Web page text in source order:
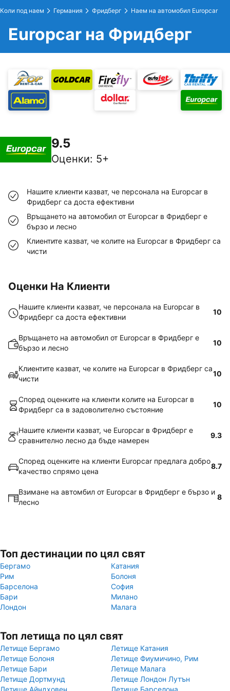
Коли под наем Германия Фридберг Наем на автомобил Europcar
Europcar на Фридберг
9.5
Оценки: 5+
Нашите клиенти казват, че персонала на Europcar в
Фридберг са доста ефективни
Връщането на автомобил от Europcar в Фридберг е
бързо и лесно
Клиентите казват, че колите на Europcar в Фридберг са
чисти
Оценки На Клиенти
Нашите клиенти казват, че персонала на Europcar в
Фридберг са доста ефективни
10
Връщането на автомобил от Europcar в Фридберг е
бързо и лесно
10
Клиентите казват, че колите на Europcar в Фридберг са
чисти
10
Според оценките на клиенти колите на Europcar в
Фридберг са в задоволително състояние
10
Нашите клиенти казват, че Europcar в Фридберг е
сравнително лесно да бъде намерен
9.3
Според оценките на клиенти Europcar предлага добро
качество спрямо цена
8.7
Взимане на автомбил от Europcar в Фридберг е бързо и
лесно
8
Топ дестинации по цял свят
Бергамо
Катания
Рим
Болоня
Барселона
София
Бари
Милано
Лондон
Малага
Топ летища по цял свят
Летище Бергамо
Летище Катания
Летище Болоня
Летище Фиумичино, Рим
Летище Бари
Летище Малага
Летище Дортмунд
Летище Лондон Лутън
Летище Айндховен
Летище Барселона